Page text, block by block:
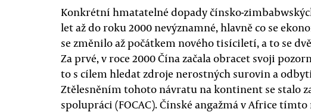
Konkrétní hmatatelné dopady čínsko-
let až do roku 2000 nevýznamné, hlavně co se
se změnilo až počátkem nového tisíciletí, a to se
Za prvé, v roce 2000 Čína začala obracet svoji
to s cílem hledat zdroje nerostných surovin a
Ztělesněním tohoto návratu na kontinent se stalo
spolupráci (FOCAC). Čínské angažmá v Africe